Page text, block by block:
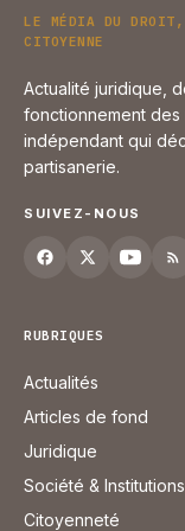
LE MÉDIA DU
CITOYENNE
Actualité juridique,
fonctionnement des
indépendant qui
partisanerie.
SUIVEZ-NOUS
RUBRIQUES
Actualités
Articles de fond
Juridique
Société & Institutions
Citoyenneté